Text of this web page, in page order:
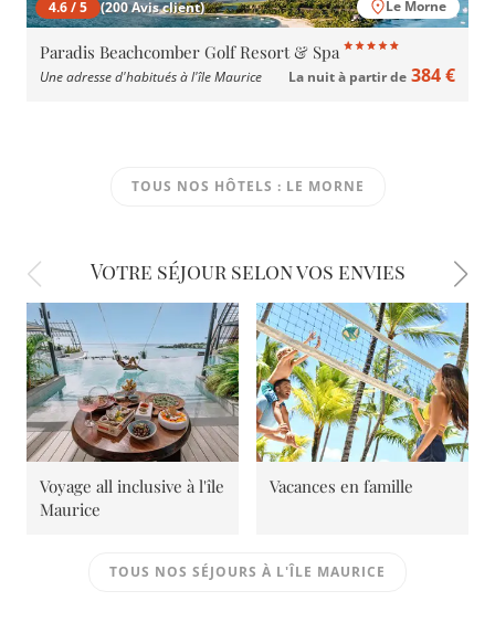
4.6 / 5 (200 Avis client) Le Morne
Paradis Beachcomber Golf Resort & Spa
Une adresse d'habitués à l'île Maurice La nuit à partir de 384 €
TOUS NOS HÔTELS : LE MORNE
Votre séjour selon vos envies
Voyage all inclusive à l'île
Maurice
Vacances en famille
TOUS NOS SÉJOURS À L'ÎLE MAURICE